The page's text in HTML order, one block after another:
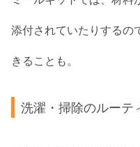
添付されていたりするの
きることも。
洗濯・掃除のルーテ